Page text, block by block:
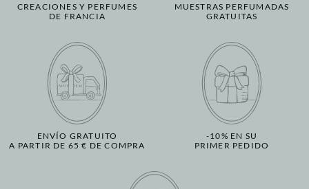
CREACIONES Y PERFUMES
DE FRANCIA
MUESTRAS PERFUMADAS
GRATUITAS
ENVÍO GRATUITO
A PARTIR DE 65 € DE COMPRA
-10% EN SU
PRIMER PEDIDO